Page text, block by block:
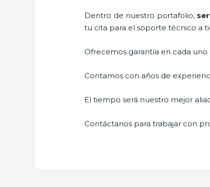
Dentro de nuestro portafolio,
tu cita para el soporte técnico a
Ofrecemos garantía en cada
Contamos con años de
El tiempo será nuestro mejor
Contáctanos para trabajar con